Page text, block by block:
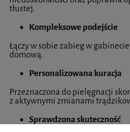
tłustej.
Kompleksowe podejście
Łączy w sobie zabieg w
domową.
Personalizowana kuracja
Przeznaczona do pielęgnacji
z aktywnymi zmianami
Sprawdzona skuteczność